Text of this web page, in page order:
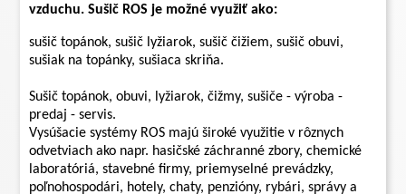
vzduchu. Sušič ROS je možné využiť ako:
sušič topánok, sušič lyžiarok, sušič čižiem, sušič obuvi,
sušiak na topánky, sušiaca skriňa.
Sušič topánok, obuvi, lyžiarok, čižmy, sušiče - výroba -
predaj - servis.
Vysúšacie systémy ROS majú široké využitie v rôznych
odvetviach ako napr. hasičské záchranné zbory, chemické
laboratóriá, stavebné firmy, priemyselné prevádzky,
poľnohospodári, hotely, chaty, penzióny, rybári, správy a